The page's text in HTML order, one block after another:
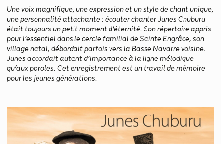
Une voix magnifique, une expression et un style de chant unique,
une personnalité attachante : écouter chanter Junes Chuburu
était toujours un petit moment d’éternité. Son répertoire appris
pour l’essentiel dans le cercle familial de Sainte Engrâce, son
village natal, débordait parfois vers la Basse Navarre voisine.
Junes accordait autant d’importance à la ligne mélodique
qu’aux paroles. Cet enregistrement est un travail de mémoire
pour les jeunes générations.